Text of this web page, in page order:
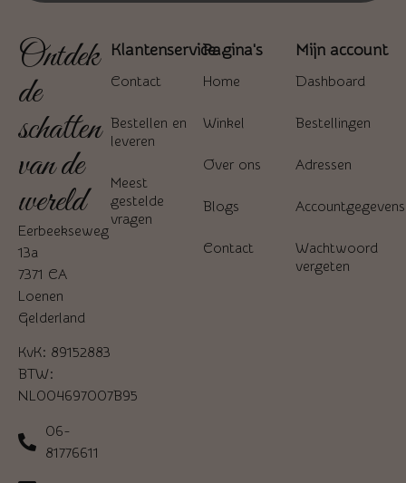
Ontdek
de
schatten
van de
wereld
Eerbeekseweg
13a
7371 CA
Loenen
Gelderland
KvK: 89152883
BTW:
NL004697007B95
06-
81776611
Klantenservice
Contact
Bestellen en
leveren
Meest
gestelde
vragen
Pagina's
Home
Winkel
Over ons
Blogs
Contact
Mijn account
Dashboard
Bestellingen
Adressen
Accountgegevens
Wachtwoord
vergeten